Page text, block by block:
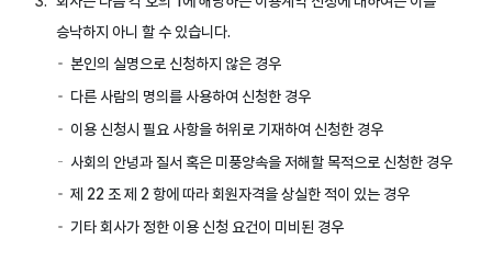
승낙하지 아니 할 수 있습니다.
본인의 실명으로 신청하지 않은 경우
다른 사람의 명의를 사용하여 신청한 경우
이용 신청시 필요 사항을 허위로 기재하여 신청한 경우
사회의 안녕과 질서 혹은 미풍양속을 저해할 목적으로 신청한 경우
제 22 조 제 2 항에 따라 회원자격을 상실한 적이 있는 경우
기타 회사가 정한 이용 신청 요건이 미비된 경우